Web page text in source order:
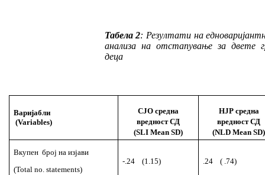
Табела 2: Резултати на
анализа на отстапување за двете
деца
Варијабли
(Variables)
СЈОсредна
вредностСД
(SLI Mean SD)
НЈР средна
вредностСД
(NLD Mean SD)
Вкупен број на изјави
(Total no. statements)
-.24 (1.15) .24 ( .74)